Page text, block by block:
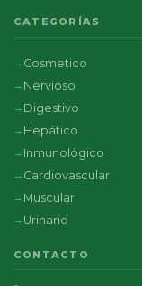
CATEGORÍAS
Cosmetico
Nervioso
Digestivo
Hepático
Inmunológico
Cardiovascular
Muscular
Urinario
CONTACTO